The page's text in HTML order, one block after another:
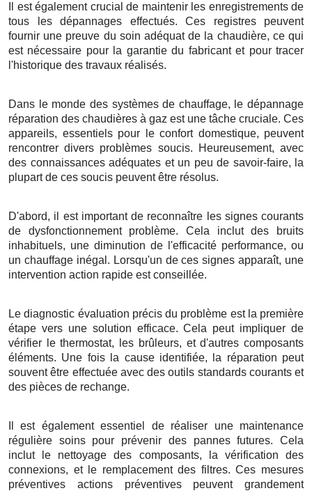
Il est également crucial de maintenir les enregistrements de
tous les dépannages effectués. Ces registres peuvent
fournir une preuve du soin adéquat de la chaudière, ce qui
est nécessaire pour la garantie du fabricant et pour tracer
l'historique des travaux réalisés.
Dans le monde des systèmes de chauffage, le dépannage
réparation des chaudières à gaz est une tâche cruciale. Ces
appareils, essentiels pour le confort domestique, peuvent
rencontrer divers problèmes soucis. Heureusement, avec
des connaissances adéquates et un peu de savoir-faire, la
plupart de ces soucis peuvent être résolus.
D'abord, il est important de reconnaître les signes courants
de dysfonctionnement problème. Cela inclut des bruits
inhabituels, une diminution de l'efficacité performance, ou
un chauffage inégal. Lorsqu'un de ces signes apparaît, une
intervention action rapide est conseillée.
Le diagnostic évaluation précis du problème est la première
étape vers une solution efficace. Cela peut impliquer de
vérifier le thermostat, les brûleurs, et d'autres composants
éléments. Une fois la cause identifiée, la réparation peut
souvent être effectuée avec des outils standards courants et
des pièces de rechange.
Il est également essentiel de réaliser une maintenance
régulière soins pour prévenir des pannes futures. Cela
inclut le nettoyage des composants, la vérification des
connexions, et le remplacement des filtres. Ces mesures
préventives actions préventives peuvent grandement